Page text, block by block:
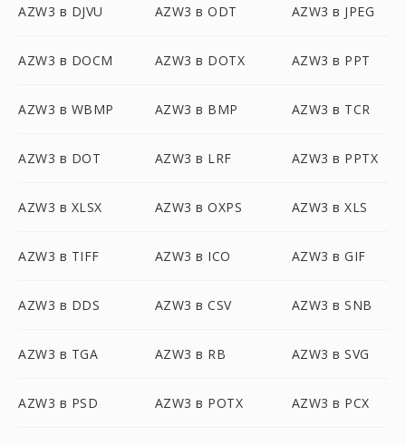
AZW3 в DJVU AZW3 в ODT AZW3 в JPEG
AZW3 в DOCM AZW3 в DOTX AZW3 в PPT
AZW3 в WBMP AZW3 в BMP AZW3 в TCR
AZW3 в DOT AZW3 в LRF AZW3 в PPTX
AZW3 в XLSX AZW3 в OXPS AZW3 в XLS
AZW3 в TIFF AZW3 в ICO AZW3 в GIF
AZW3 в DDS AZW3 в CSV AZW3 в SNB
AZW3 в TGA AZW3 в RB AZW3 в SVG
AZW3 в PSD AZW3 в POTX AZW3 в PCX